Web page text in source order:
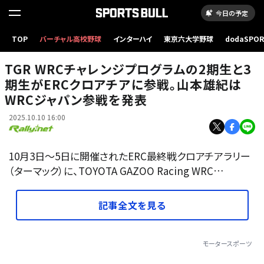
今日の予定
TOP バーチャル高校野球 インターハイ 東京六大学野球
TGR WRCチャレンジプログラムの2期生と3
期生がERCクロアチアに参戦。山本雄紀は
WRCジャパン参戦を発表
2025.10.10 16:00
10月3日〜5日に開催されたERC最終戦クロアチアラリー
（ターマック）に、TOYOTA GAZOO Racing WRC…
記事全文を見る
モータースポーツ